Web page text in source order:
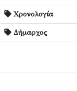
Χρονολογία
Δήμαρχος